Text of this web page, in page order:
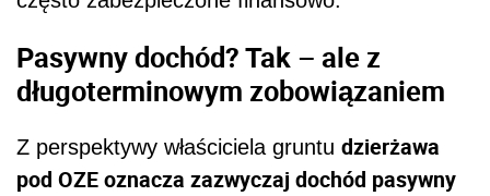
Pasywny dochód? Tak – ale z
długoterminowym zobowiązaniem
Z perspektywy właściciela gruntu dzierżawa
pod OZE oznacza zazwyczaj dochód pasywny